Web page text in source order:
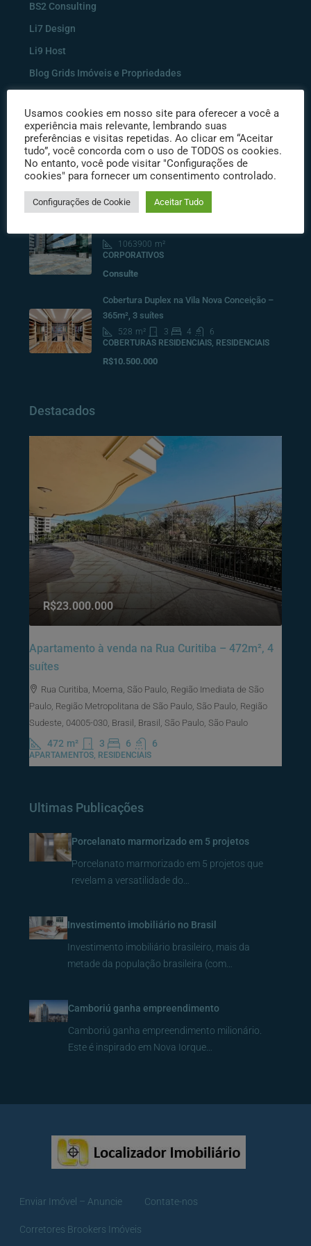
BS2 Consulting
Li7 Design
Li9 Host
Blog Grids Imóveis e Propriedades
Imóveis
Apartamento Garden à venda Moema
568 m² 2 4
4
R$ 17.000.000
1063900 m²
CORPORATIVOS
Consulte
Cobertura Duplex na Vila Nova Conceição –
365m², 3 suítes
528 m² 3 4
6
COBERTURAS RESIDENCIAIS, RESIDENCIAIS
R$10.500.000
Destacados
R$23.000.000
Apartamento à venda na Rua Curitiba – 472m², 4
suítes
Rua Curitiba, Moema, São Paulo, Região Imediata de São
Paulo, Região Metropolitana de São Paulo, São Paulo, Região
Sudeste, 04005-030, Brasil, Brasil, São Paulo, São Paulo
472 m² 3 6 6
APARTAMENTOS, RESIDENCIAIS
Ultimas Publicações
Porcelanato marmorizado em 5 projetos
Porcelanato marmorizado em 5 projetos que
revelam a versatilidade do…
Investimento imobiliário no Brasil
Investimento imobiliário brasileiro, mais da
metade da população brasileira (com…
Camboriú ganha empreendimento
Camboriú ganha empreendimento milionário.
Este é inspirado em Nova Iorque…
Enviar Imóvel – Anuncie Contate-nos
Corretores Brookers Imóveis
Usamos cookies em nosso site para oferecer a você a
experiência mais relevante, lembrando suas
preferências e visitas repetidas. Ao clicar em “Aceitar
tudo”, você concorda com o uso de TODOS os cookies.
No entanto, você pode visitar "Configurações de
cookies" para fornecer um consentimento controlado.
Configurações de Cookie Aceitar Tudo